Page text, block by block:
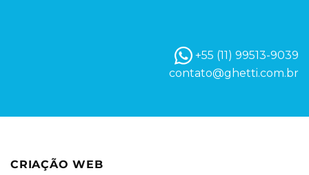
+55 (11) 99513-9039
contato@ghetti.com.br
CRIAÇÃO WEB